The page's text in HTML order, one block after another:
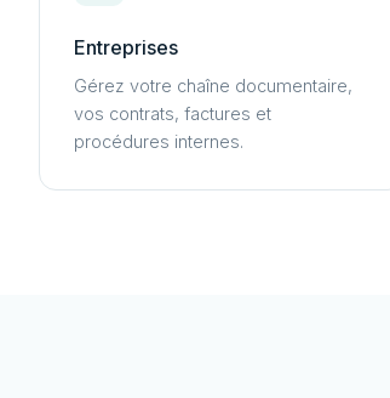
Entreprises
Gérez votre chaîne documentaire,
vos contrats, factures et
procédures internes.